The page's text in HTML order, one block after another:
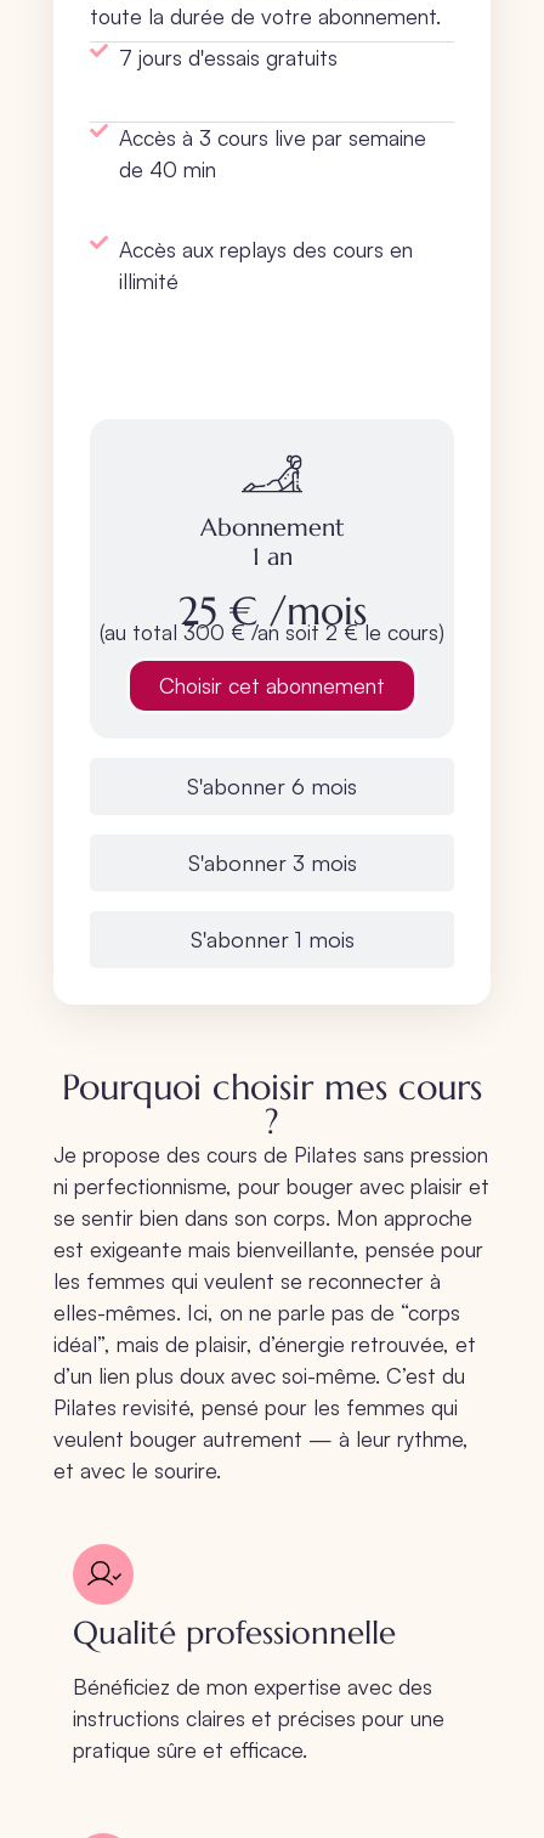
toute la durée de votre abonnement.
7 jours d'essais gratuits
Accès à 3 cours live par semaine
de 40 min
Accès aux replays des cours en
illimité
S'abonner 6 mois
S'abonner 3 mois
S'abonner 1 mois
Abonnement
1 an
25 € /mois
(au total 300 € /an soit 2 € le cours)
Choisir cet abonnement
Pourquoi choisir mes cours
?
Je propose des cours de Pilates sans pression
ni perfectionnisme, pour bouger avec plaisir et
se sentir bien dans son corps. Mon approche
est exigeante mais bienveillante, pensée pour
les femmes qui veulent se reconnecter à
elles-mêmes. Ici, on ne parle pas de “corps
idéal”, mais de plaisir, d’énergie retrouvée, et
d’un lien plus doux avec soi-même. C’est du
Pilates revisité, pensé pour les femmes qui
veulent bouger autrement — à leur rythme,
et avec le sourire.
Qualité professionnelle
Bénéficiez de mon expertise avec des
instructions claires et précises pour une
pratique sûre et efficace.